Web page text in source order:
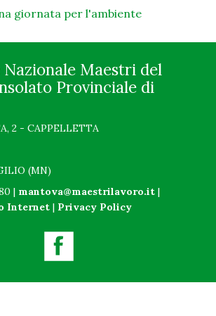
giornata per l'ambiente
Nazionale Maestri del
Provinciale di
2 - CAPPELLETTA
(MN)
| mantova@maestrilavoro.it |
Internet | Privacy Policy